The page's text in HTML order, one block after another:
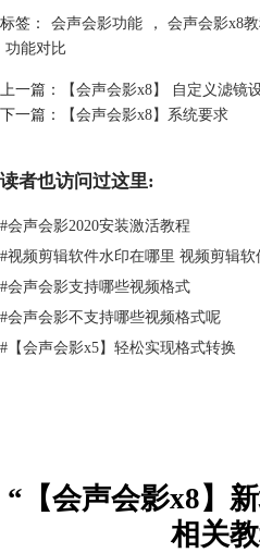
将标题转换为 alpha 通道图像或动画
设置和效果了，最终创建时尚独特的标
业界领导者 NewBlue 的附加工具Video
提供超过 100 种预设，可创建肖像画
可以将已有视频项目添加到新项目中
7、略图勾选
在用过的素材上显示标记，让您不费
8、由右到左标题
X8 支持由右到左标题，简化了由右到
用从右到左文字的工作人员输入。
轨捕获影片的基调。
11、支持XAVC S
对于最大可支持 4K （3840 x 2160 ）
标签： 会声会影功能 ， 会声会影x8
功能对比
上一篇：
【会声会影x8】 自定义滤镜
下一篇：
【会声会影x8】系统要求
读者也访问过这里:
#会声会影2020安装激活教程
#视频剪辑软件水印在哪里 视频剪辑软
#会声会影支持哪些视频格式
#会声会影不支持哪些视频格式呢
# 【会声会影x5】轻松实现格式转换
“【会声会影x8】
相关教